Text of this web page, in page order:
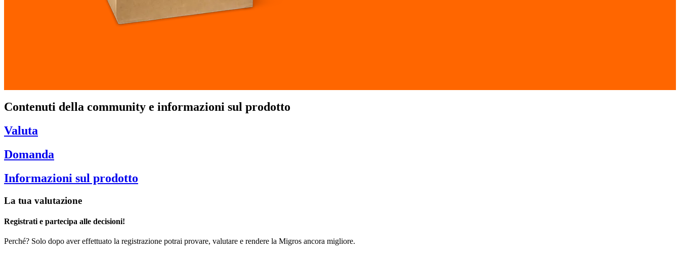
Contenuti della community e informazioni sul prodotto
Valuta
Domanda
Informazioni sul prodotto
La tua valutazione
Registrati e partecipa alle decisioni!
Perché? Solo dopo aver effettuato la registrazione potrai provare, valutare e rendere la Migros ancora migliore.